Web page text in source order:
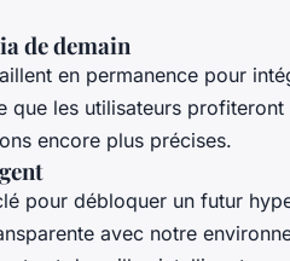
de demain
en permanence pour
que les utilisateurs
encore plus précises.
pour débloquer un futur
avec notre